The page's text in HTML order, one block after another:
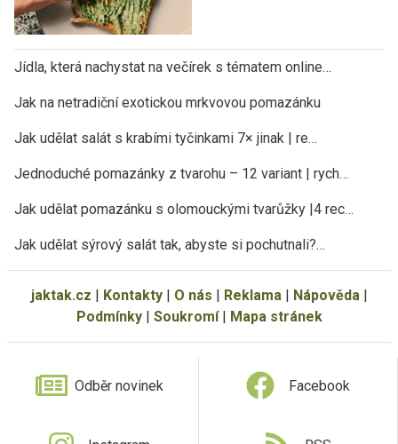
Jídla, která nachystat na večírek s tématem online…
Jak na netradiční exotickou mrkvovou pomazánku
Jak udělat salát s krabími tyčinkami 7× jinak | re…
Jednoduché pomazánky z tvarohu – 12 variant | rych…
Jak udělat pomazánku s olomouckými tvarůžky |4 rec…
Jak udělat sýrový salát tak, abyste si pochutnali?…
jaktak.cz | Kontakty| O nás | Reklama| Nápověda|
Podmínky| Soukromí| Mapa stránek
Odběr novinek Facebook